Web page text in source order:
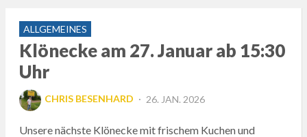
ALLGEMEINES
Klönecke am 27. Januar ab 15:30
Uhr
CHRIS BESENHARD
POSTED
26. JAN. 2026
Unsere nächste Klönecke mit frischem Kuchen und